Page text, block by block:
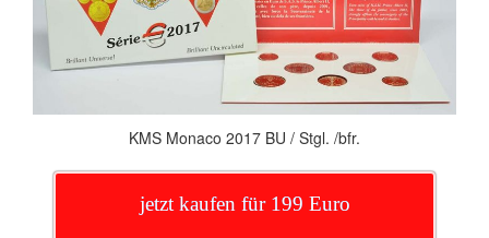
KMS Monaco 2017 BU / Stgl. /bfr.
jetzt kaufen für 199 Euro